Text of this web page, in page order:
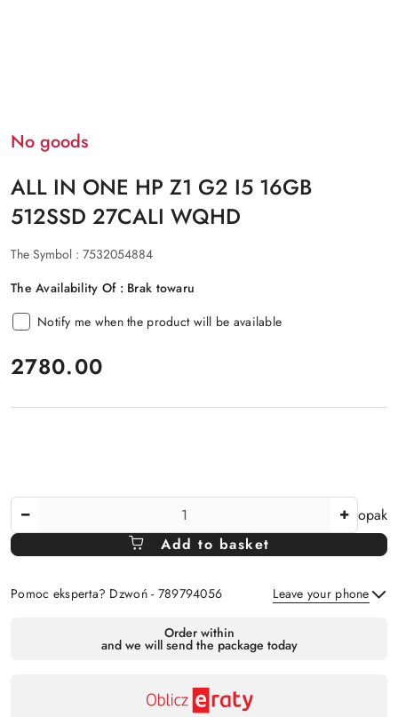
No goods
ALL IN ONE HP Z1 G2 I5 16GB
512SSD 27CALI WQHD
The Symbol : 7532054884
The Availability Of : Brak towaru
Notify me when the product will be available
price:
2780.00
Amount
Of
opak
Add to basket
Pomoc eksperta? Dzwoń - 789794056 Leave your phone
Order within
and we will send the package today